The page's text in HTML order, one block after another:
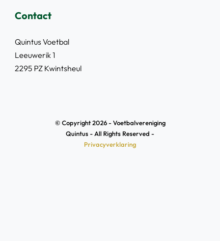
Contact
Quintus Voetbal
Leeuwerik 1
2295 PZ Kwintsheul
© Copyright 2026 - Voetbalvereniging
Quintus - All Rights Reserved -
Privacyverklaring